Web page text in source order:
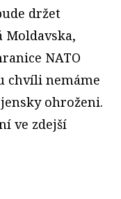
držet
NATO
chvíli nemáme
ohroženi.
ve zdejší